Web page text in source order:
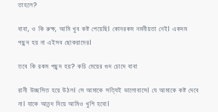
তাহলে?
বাবা, ও কি রুক্ষ, আমি খুব কষ্ট পেয়েছি। কোনরকম নমনীয়তা নেই। একদম
পছন্দ হয় না এইসব ছোকরাদের।
তবে কি রকম পছন্দ হয়? কচি মেয়ের গুদ চোদে বাবা
রানী উচ্ছসিত হয়ে উঠল। সে আমাকে সত্যিই ভালোবাসে। যে আমাকে কষ্ট দেবে
না। যাকে আনন্দ দিয়ে আমিও খুশি হবো।